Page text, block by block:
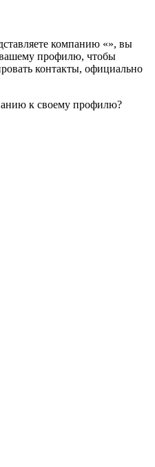
компанию «», вы
профилю, чтобы
контакты, официально
к своему профилю?